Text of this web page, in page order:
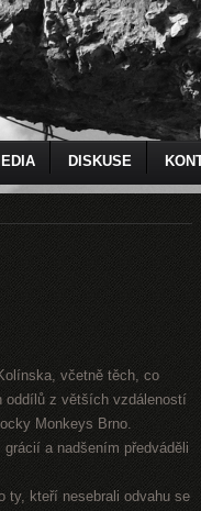
DISKUSE
včetně těch, co
oddílů z větších vzdáleností
Monkeys Brno.
a nadšením předváděli
ty, kteří nesebrali odvahu se